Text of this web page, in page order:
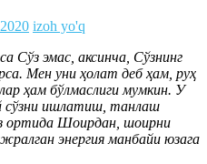
izoh yo'q
Сўз эмас, аксинча, Сўзнинг
Мен уни ҳолат деб ҳам, руҳ
ҳам бўлмаслиги мумкин. У
сўзни ишлатиш, танлаш
ортида Шоирдан, шоирни
энергия манбайи юзага